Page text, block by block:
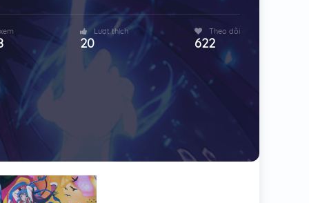
Lượt thích
20
Theo dõi
622